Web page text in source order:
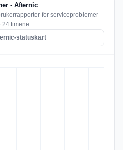
- Afternic
for serviceproblemer
24 timene.
statuskart